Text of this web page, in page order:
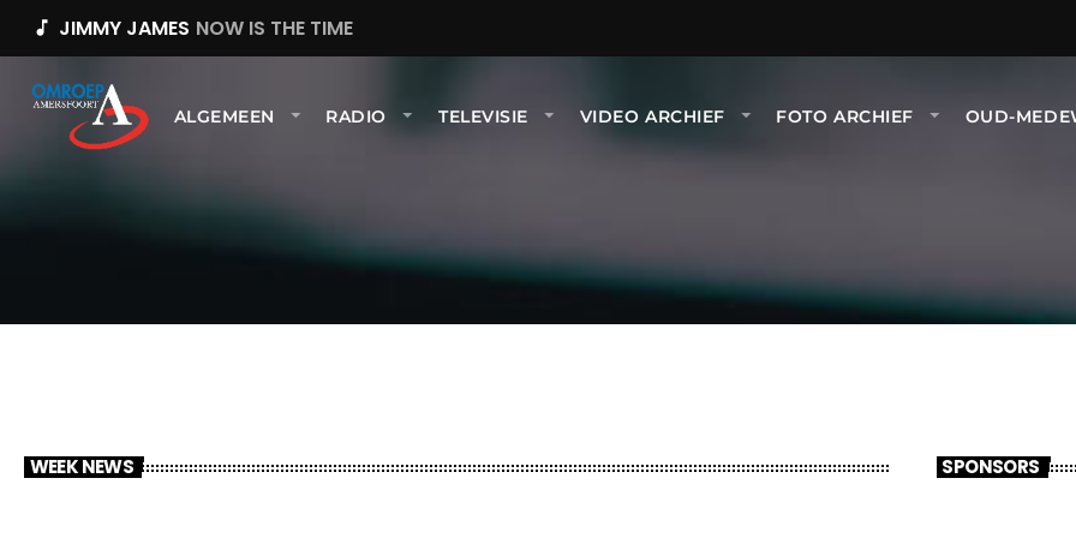
music_note JIMMY JAMES NOW IS THE TIME
ALGEMEEN RADIO TELEVISIE VIDEO ARCHIEF FOTO ARCHIEF OUD-
WEEK NEWS SPONSORS